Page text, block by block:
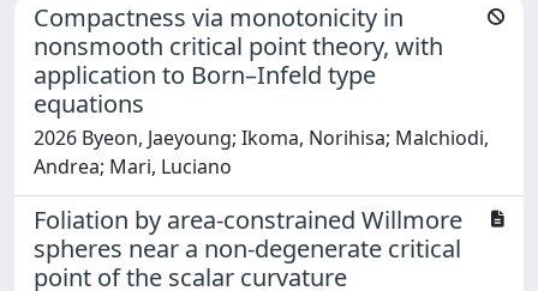
Compactness via monotonicity in
nonsmooth critical point theory, with
application to Born–Infeld type
equations
2026 Byeon, Jaeyoung; Ikoma, Norihisa; Malchiodi,
Andrea; Mari, Luciano
Foliation by area-constrained Willmore
spheres near a non-degenerate critical
point of the scalar curvature